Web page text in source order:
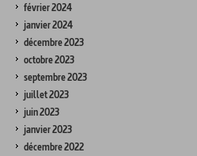
février 2024
janvier 2024
décembre 2023
octobre 2023
septembre 2023
juillet 2023
juin 2023
janvier 2023
décembre 2022